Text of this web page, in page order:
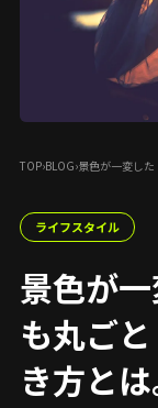
TOP›BLOG›景色が一変し
ライフスタイル
景色が
も丸ご
き方とは